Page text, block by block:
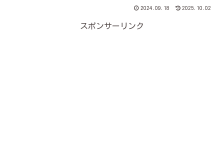
2024.09.18 2025.10.02
スポンサーリンク